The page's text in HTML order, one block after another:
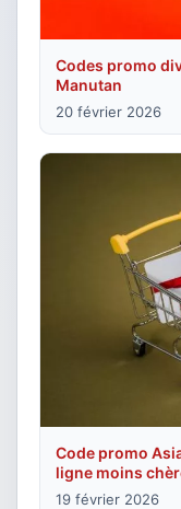
Codes promo
Manutan
20 février 2026
Code promo
ligne moins
19 février 2026